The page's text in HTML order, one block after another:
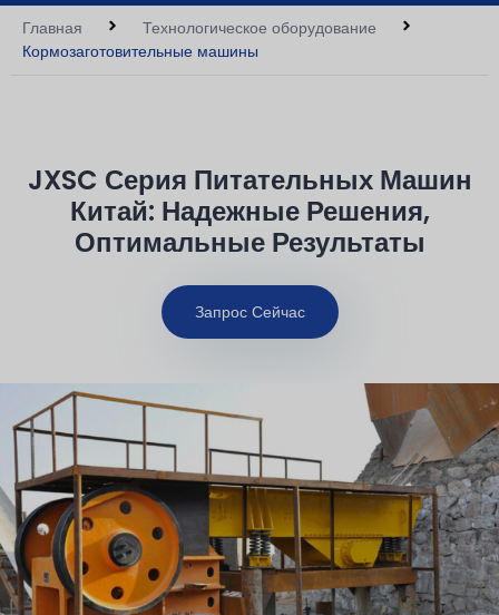
Главная
Технологическое оборудование
Кормозаготовительные машины
JXSC Серия Питательных Машин
Китай: Надежные Решения,
Оптимальные Результаты
Запрос Сейчас